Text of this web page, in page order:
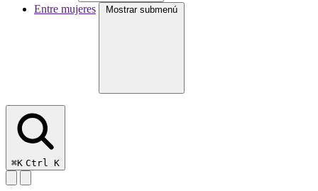
Entre mujeres Mostrar submenú
⌘K Ctrl K